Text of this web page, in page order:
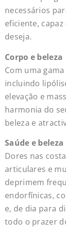
necessários
eficiente,
deseja.
Corpo e beleza
Com uma
incluindo
elevação e
harmonia do
beleza e
Saúde e beleza
Dores nas
articulares e
deprimem
endorfínicas,
e, de dia para
todo o prazer